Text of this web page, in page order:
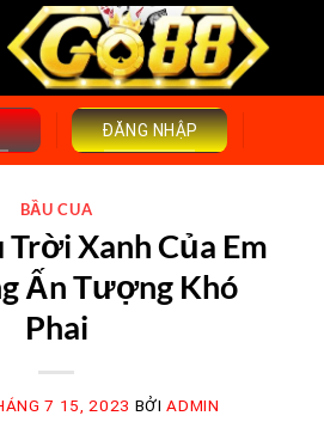
ĐĂNG NHẬP
BẦU CUA
Xanh Của Em
Ấn Tượng Khó
Phai
7 15, 2023 BỞIADMIN